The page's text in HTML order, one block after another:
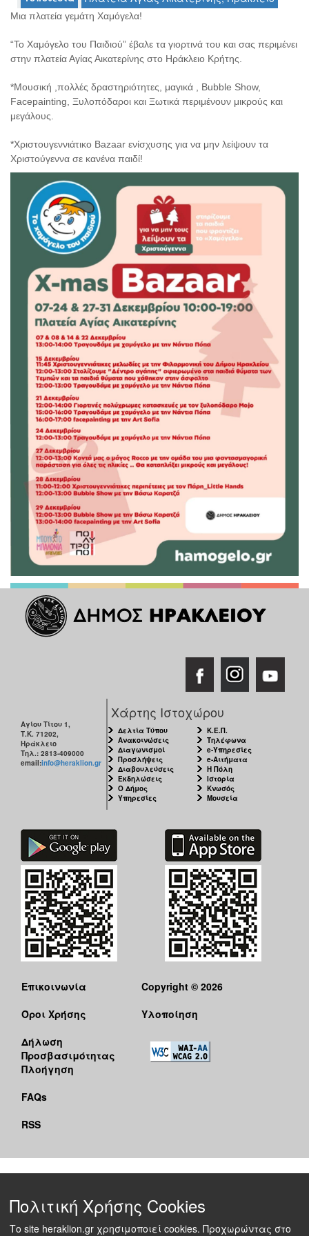
ΤΟΠΟΣ
ΔΗΜΟΣ
ΠΟΛΙΤΙΣΜΟΣ
ΑΝΘΕΚΤΙΚΗ
Μια πλατεία γεμάτη Χαμόγελα!
“Το Χαμόγελο του Παιδιού” έβαλε τα γιορτινά του και σας περιμένει
στην πλατεία Αγίας Αικατερίνης στο Ηράκλειο Κρήτης.
*Μουσική ,πολλές δραστηριότητες, μαγικά , Bubble Show,
Facepainting, Ξυλοπόδαροι και Ξωτικά περιμένουν μικρούς και
μεγάλους.
*Χριστουγεννιάτικο Bazaar ενίσχυσης για να μην λείψουν τα
Χριστούγεννα σε κανένα παιδί!
Αγίου Τίτου 1,
Τ.Κ. 71202,
Ηράκλειο
Τηλ.: 2813-409000
email:info@heraklion.gr
Χάρτης Ιστοχώρου
Δελτία Τύπου
Ανακοινώσεις
Διαγωνισμοί
Προσλήψεις
Διαβουλεύσεις
Εκδηλώσεις
Ο Δήμος
Υπηρεσίες
Κ.Ε.Π.
Τηλέφωνα
e-Υπηρεσίες
e-Αιτήματα
Η Πόλη
Ιστορία
Κνωσός
Μουσεία
Επικοινωνία
Όροι Χρήσης
Δήλωση
Προσβασιμότητας
Πλοήγηση
FAQs
RSS
Copyright © 2026
Υλοποίηση
Πολιτική Χρήσης Cookies
Το site heraklion.gr χρησιμοποιεί cookies. Προχωρώντας στο